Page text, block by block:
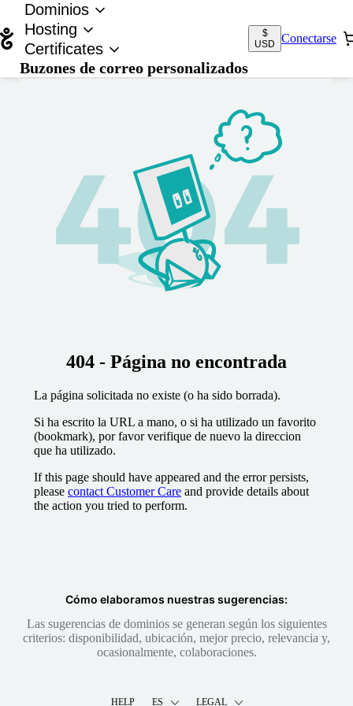
Dominios
Hosting
Certificates
Buzones de correo personalizados
$
USD
Conectarse
404 - Página no encontrada
La página solicitada no existe (o ha sido borrada).
Si ha escrito la URL a mano, o si ha utilizado un favorito
(bookmark), por favor verifique de nuevo la direccion
que ha utilizado.
If this page should have appeared and the error persists,
please contact Customer Care and provide details about
the action you tried to perform.
Cómo elaboramos nuestras sugerencias:
Las sugerencias de dominios se generan según los siguientes
criterios: disponibilidad, ubicación, mejor precio, relevancia y,
ocasionalmente, colaboraciones.
HELP ES LEGAL